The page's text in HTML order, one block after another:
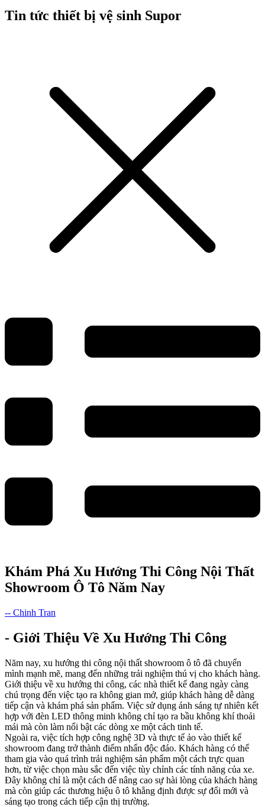
Tin tức thiết bị vệ sinh Supor
Khám Phá Xu Hướng Thi Công Nội Thất
Showroom Ô Tô Năm Nay
-- Chinh Tran
- Giới Thiệu Về Xu Hướng Thi Công
Năm nay, xu hướng thi công nội thất showroom ô tô đã chuyển
mình mạnh mẽ, mang đến những trải nghiệm thú vị cho khách hàng.
Giới thiệu về xu hướng thi công, các nhà thiết kế đang ngày càng
chú trọng đến việc tạo ra không gian mở, giúp khách hàng dễ dàng
tiếp cận và khám phá sản phẩm. Việc sử dụng ánh sáng tự nhiên kết
hợp với đèn LED thông minh không chỉ tạo ra bầu không khí thoải
mái mà còn làm nổi bật các dòng xe một cách tinh tế.
Ngoài ra, việc tích hợp công nghệ 3D và thực tế ảo vào thiết kế
showroom đang trở thành điểm nhấn độc đáo. Khách hàng có thể
tham gia vào quá trình trải nghiệm sản phẩm một cách trực quan
hơn, từ việc chọn màu sắc đến việc tùy chỉnh các tính năng của xe.
Đây không chỉ là một cách để nâng cao sự hài lòng của khách hàng
mà còn giúp các thương hiệu ô tô khẳng định được sự đổi mới và
sáng tạo trong cách tiếp cận thị trường.